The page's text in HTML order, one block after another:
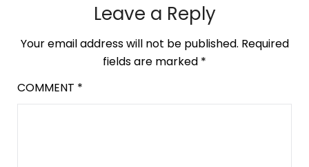
Leave a Reply
Your email address will not be published. Required
fields are marked *
COMMENT *